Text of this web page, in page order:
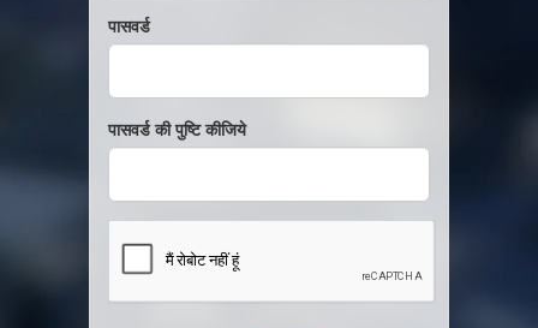
पासवर्ड
पासवर्ड की पुष्टि कीजिये